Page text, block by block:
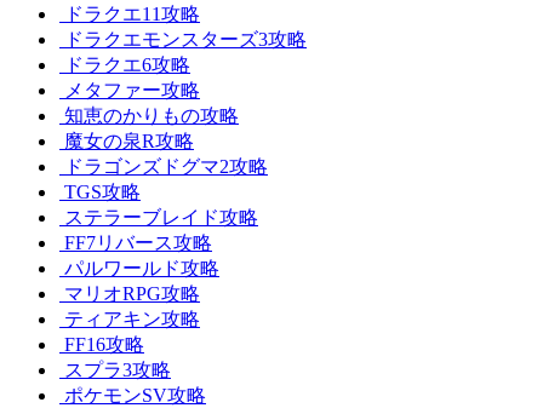
ドラクエ11攻略
ドラクエモンスターズ3攻略
ドラクエ6攻略
メタファー攻略
知恵のかりもの攻略
魔女の泉R攻略
ドラゴンズドグマ2攻略
TGS攻略
ステラーブレイド攻略
FF7リバース攻略
パルワールド攻略
マリオRPG攻略
ティアキン攻略
FF16攻略
スプラ3攻略
ポケモンSV攻略